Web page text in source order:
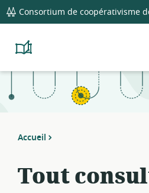
global
navigation
Consortium de coopérativisme
Platform
Resource
Accueil
Tout
21